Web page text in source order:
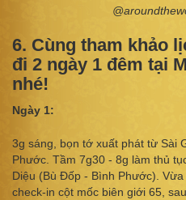
6. Cùng tham khảo
đi 2 ngày 1 đêm tại
nhé!
Ngày 1:
3g sáng, bọn tớ xuất phát từ Sài
Phước. Tầm 7g30 - 8g làm thủ
Diệu (Bù Đốp - Bình Phước).
check-in cột mốc biên giới 65,